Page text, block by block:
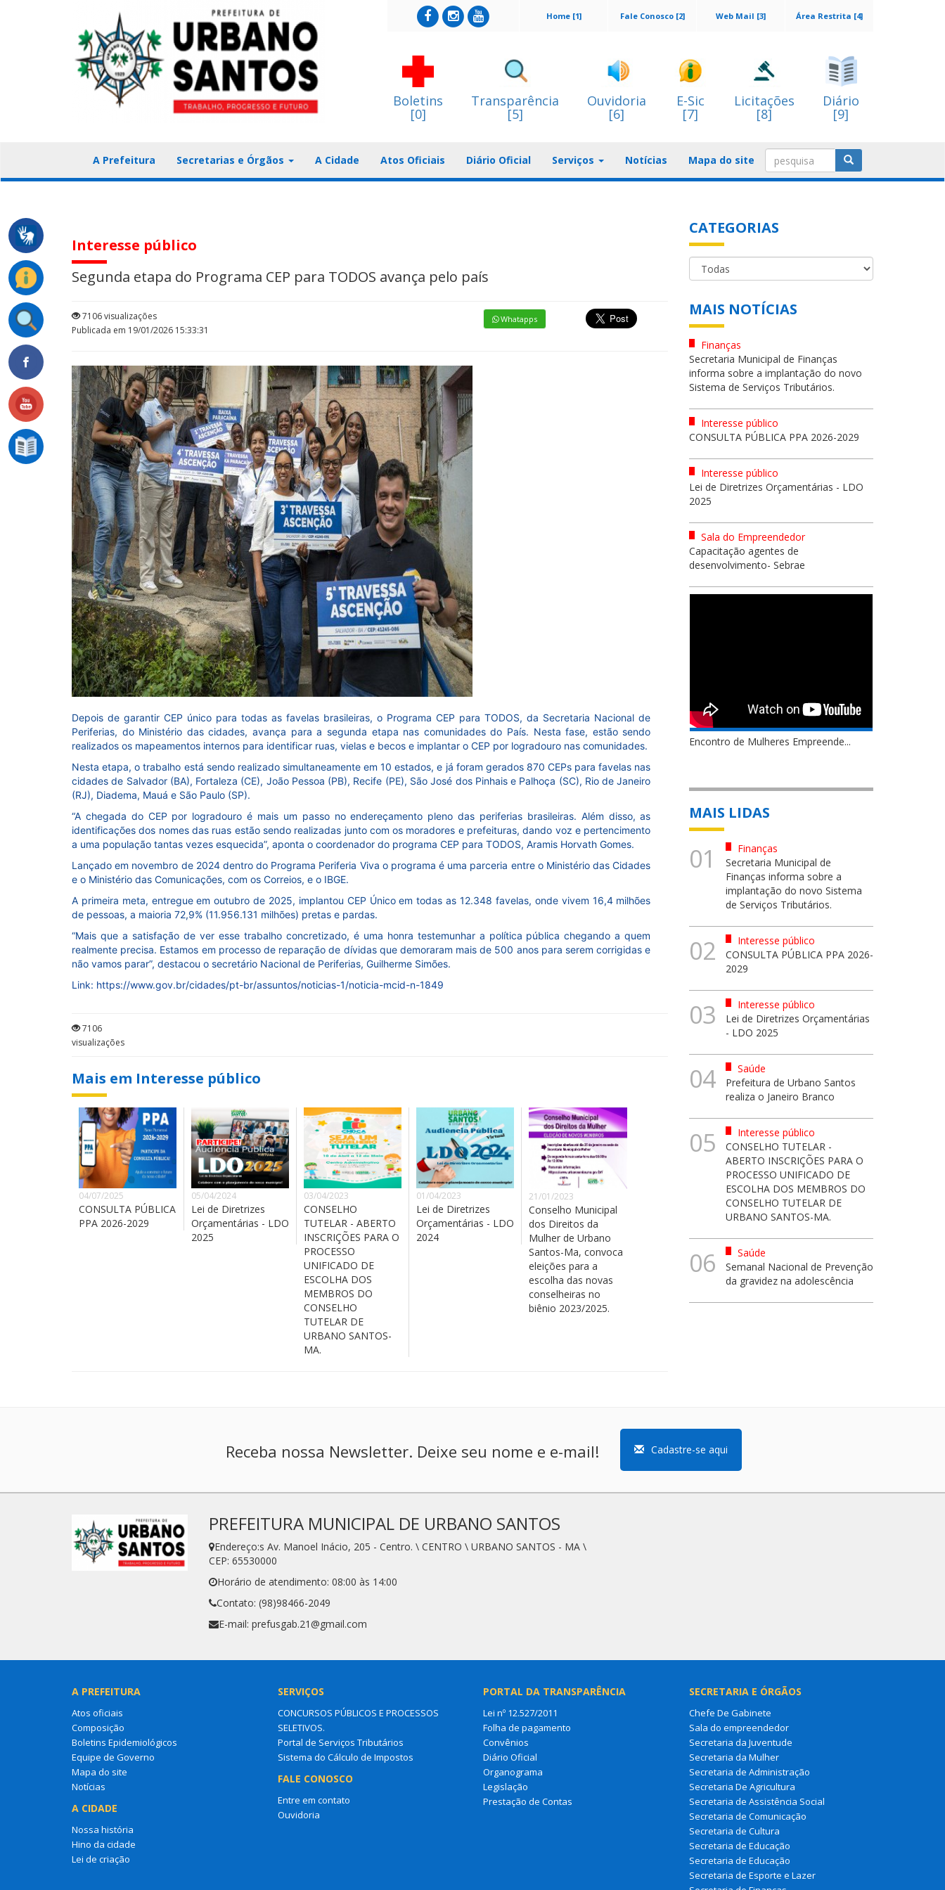
Área Restrita [4]
Web Mail [3]
Fale Conosco [2]
Home [1]
Boletins
[0]
Transparência
[5]
Ouvidoria
[6]
E-Sic
[7]
Licitações
[8]
Diário
[9]
A Prefeitura Secretarias e Órgãos A Cidade Atos Oficiais Diário Oficial Serviços Notícias Mapa do site
Interesse público
Segunda etapa do Programa CEP para TODOS avança pelo país
7106 visualizações
Publicada em 19/01/2026 15:33:31
Whatapps
Depois de garantir CEP único para todas as favelas brasileiras, o Programa CEP para TODOS, da Secretaria Nacional de
Periferias, do Ministério das cidades, avança para a segunda etapa nas comunidades do País. Nesta fase, estão sendo
realizados os mapeamentos internos para identificar ruas, vielas e becos e implantar o CEP por logradouro nas comunidades.
Nesta etapa, o trabalho está sendo realizado simultaneamente em 10 estados, e já foram gerados 870 CEPs para favelas nas
cidades de Salvador (BA), Fortaleza (CE), João Pessoa (PB), Recife (PE), São José dos Pinhais e Palhoça (SC), Rio de Janeiro
(RJ), Diadema, Mauá e São Paulo (SP).
“A chegada do CEP por logradouro é mais um passo no endereçamento pleno das periferias brasileiras. Além disso, as
identificações dos nomes das ruas estão sendo realizadas junto com os moradores e prefeituras, dando voz e pertencimento
a uma população tantas vezes esquecida”, aponta o coordenador do programa CEP para TODOS, Aramis Horvath Gomes.
Lançado em novembro de 2024 dentro do Programa Periferia Viva o programa é uma parceria entre o Ministério das Cidades
e o Ministério das Comunicações, com os Correios, e o IBGE.
A primeira meta, entregue em outubro de 2025, implantou CEP Único em todas as 12.348 favelas, onde vivem 16,4 milhões
de pessoas, a maioria 72,9% (11.956.131 milhões) pretas e pardas.
“Mais que a satisfação de ver esse trabalho concretizado, é uma honra testemunhar a política pública chegando a quem
realmente precisa. Estamos em processo de reparação de dívidas que demoraram mais de 500 anos para serem corrigidas e
não vamos parar”, destacou o secretário Nacional de Periferias, Guilherme Simões.
Link: https://www.gov.br/cidades/pt-br/assuntos/noticias-1/noticia-mcid-n-1849
7106
visualizações
Mais em Interesse público
04/07/2025
CONSULTA PÚBLICA
PPA 2026-2029
05/04/2024
Lei de Diretrizes
Orçamentárias - LDO
2025
03/04/2023
CONSELHO
TUTELAR - ABERTO
INSCRIÇÕES PARA O
PROCESSO
UNIFICADO DE
ESCOLHA DOS
MEMBROS DO
CONSELHO
TUTELAR DE
URBANO SANTOS-
MA.
01/04/2023
Lei de Diretrizes
Orçamentárias - LDO
2024
21/01/2023
Conselho Municipal
dos Direitos da
Mulher de Urbano
Santos-Ma, convoca
eleições para a
escolha das novas
conselheiras no
biênio 2023/2025.
CATEGORIAS
MAIS NOTÍCIAS
Finanças
Secretaria Municipal de Finanças
informa sobre a implantação do novo
Sistema de Serviços Tributários.
Interesse público
CONSULTA PÚBLICA PPA 2026-2029
Interesse público
Lei de Diretrizes Orçamentárias - LDO
2025
Sala do Empreendedor
Capacitação agentes de
desenvolvimento- Sebrae
Encontro de Mulheres Empreende...
MAIS LIDAS
01
Finanças
Secretaria Municipal de
Finanças informa sobre a
implantação do novo Sistema
de Serviços Tributários.
02
Interesse público
CONSULTA PÚBLICA PPA 2026-
2029
03
Interesse público
Lei de Diretrizes Orçamentárias
- LDO 2025
04
Saúde
Prefeitura de Urbano Santos
realiza o Janeiro Branco
05
Interesse público
CONSELHO TUTELAR -
ABERTO INSCRIÇÕES PARA O
PROCESSO UNIFICADO DE
ESCOLHA DOS MEMBROS DO
CONSELHO TUTELAR DE
URBANO SANTOS-MA.
06
Saúde
Semanal Nacional de Prevenção
da gravidez na adolescência
Receba nossa Newsletter. Deixe seu nome e e-mail! Cadastre-se aqui
PREFEITURA MUNICIPAL DE URBANO SANTOS
Endereço:s Av. Manoel Inácio, 205 - Centro. \ CENTRO \ URBANO SANTOS - MA \
CEP: 65530000
Horário de atendimento: 08:00 às 14:00
Contato: (98)98466-2049
E-mail: prefusgab.21@gmail.com
A PREFEITURA
Atos oficiais
Composição
Boletins Epidemiológicos
Equipe de Governo
Mapa do site
Notícias
A CIDADE
Nossa história
Hino da cidade
Lei de criação
SERVIÇOS
CONCURSOS PÚBLICOS E PROCESSOS
SELETIVOS.
Portal de Serviços Tributários
Sistema do Cálculo de Impostos
FALE CONOSCO
Entre em contato
Ouvidoria
PORTAL DA TRANSPARÊNCIA
Lei nº 12.527/2011
Folha de pagamento
Convênios
Diário Oficial
Organograma
Legislação
Prestação de Contas
SECRETARIA E ÓRGÃOS
Chefe De Gabinete
Sala do empreendedor
Secretaria da Juventude
Secretaria da Mulher
Secretaria de Administração
Secretaria De Agricultura
Secretaria de Assistência Social
Secretaria de Comunicação
Secretaria de Cultura
Secretaria de Educação
Secretaria de Educação
Secretaria de Esporte e Lazer